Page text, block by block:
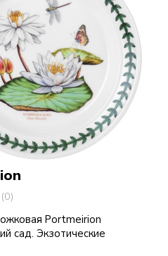
(0)
Portmeirion
сад. Экзотические